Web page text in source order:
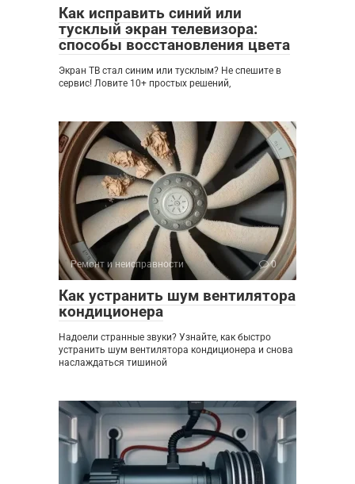
Как исправить синий или
тусклый экран телевизора:
способы восстановления цвета
Экран ТВ стал синим или тусклым? Не спешите в
сервис! Ловите 10+ простых решений,
Ремонт и неисправности 0
Как устранить шум вентилятора
кондиционера
Надоели странные звуки? Узнайте, как быстро
устранить шум вентилятора кондиционера и снова
наслаждаться тишиной